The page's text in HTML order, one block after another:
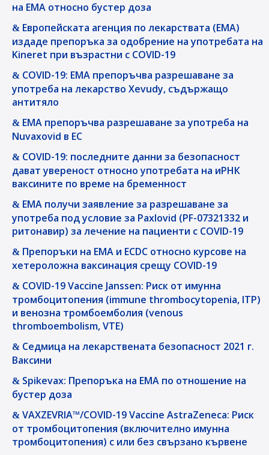
на ЕМА относно бустер доза
Европейската агенция по лекарствата (ЕМА)
издаде препоръка за одобрение на употребата на
Kineret при възрастни с COVID-19
COVID-19: EMA препоръчва разрешаване за
употреба на лекарство Xevudy, съдържащо
антитяло
EMA препоръчва разрешаване за употреба на
Nuvaxovid в ЕС
COVID-19: последните данни за безопасност
дават увереност относно употребата на иРНК
ваксините по време на бременност
EMA получи заявление за разрешаване за
употреба под условие за Paxlovid (PF-07321332 и
ритонавир) за лечение на пациенти с COVID-19
Препоръки на EMA и ECDC относно курсове на
хетероложна ваксинация срещу COVID-19
COVID-19 Vaccine Janssen: Риск от имунна
тромбоцитопения (immune thrombocytopenia, ITP)
и венозна тромбоемболия (venous
thromboembolism, VTE)
Седмица на лекарствената безопасност 2021 г.
Ваксини
Spikevax: Препоръка на EMA по отношение на
бустер доза
VAXZEVRIA™/COVID-19 Vaccine AstraZeneca: Риск
от тромбоцитопения (включително имунна
тромбоцитопения) с или без свързано кървене